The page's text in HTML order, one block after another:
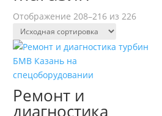
Отображение 208–216 из 226
Ремонт и
диагностика